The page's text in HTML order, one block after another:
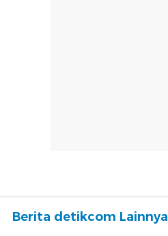
Berita detikcom Lainnya